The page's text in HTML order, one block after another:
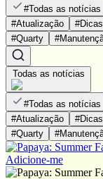
#Todas as notícias
#Atualização #Dicas
#Quarty #
Todas as notícias
#Todas as notícias
#Atualização #Dicas
#Quarty #
Adicione-me